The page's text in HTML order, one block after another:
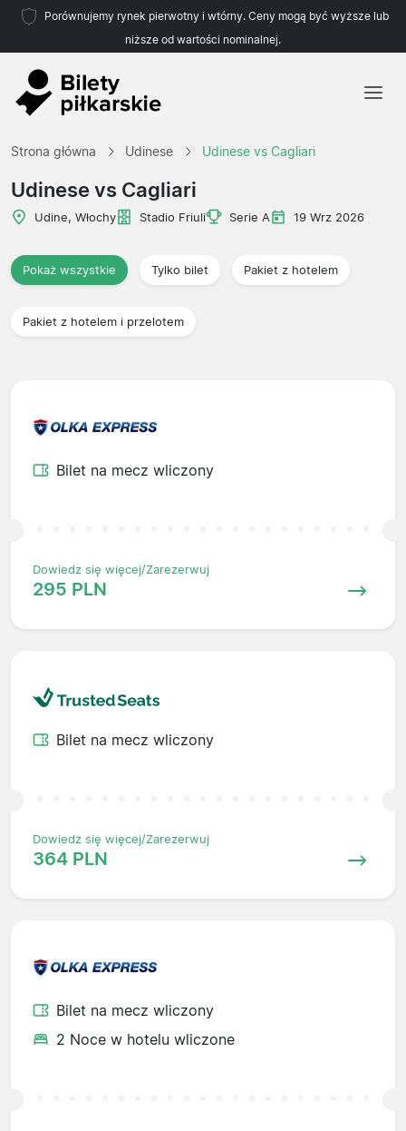
Porównujemy rynek pierwotny i wtórny. Ceny mogą być wyższe lub
niższe od wartości nominalnej.
Strona główna Udinese Udinese vs Cagliari
Udinese vs Cagliari
Udine, Włochy Stadio Friuli Serie A 19 Wrz 2026
Pokaż wszystkie Tylko bilet Pakiet z hotelem
Pakiet z hotelem i przelotem
Bilet na mecz wliczony
Dowiedz się więcej/Zarezerwuj
295 PLN
Bilet na mecz wliczony
Dowiedz się więcej/Zarezerwuj
364 PLN
Bilet na mecz wliczony
2 Noce w hotelu wliczone